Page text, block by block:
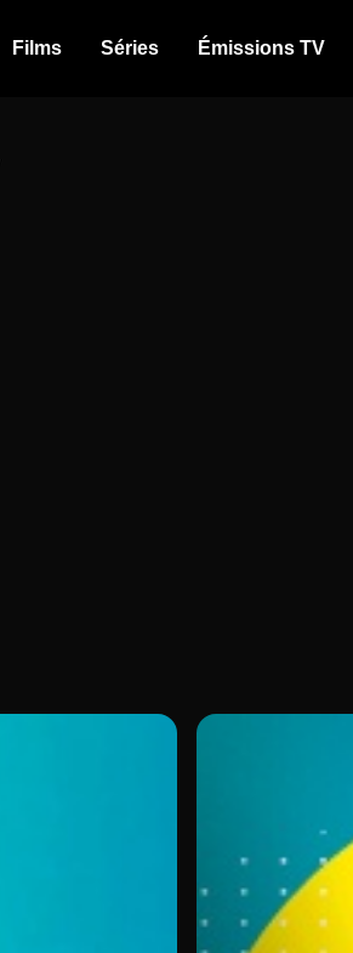
Films Séries Émissions TV